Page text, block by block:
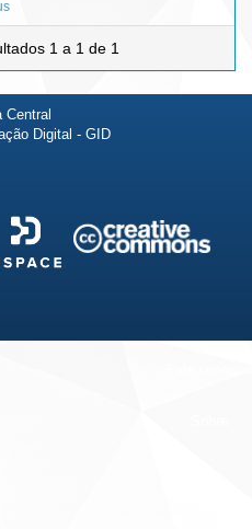
1 a 1 de 1
Central
Digital - GID